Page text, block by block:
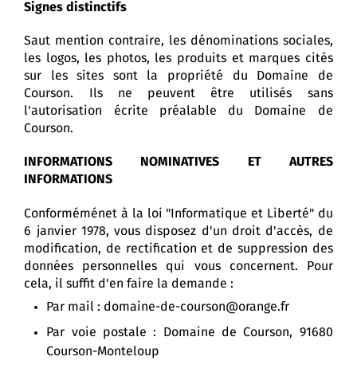
Signes distinctifs
Saut mention contraire, les dénominations sociales,
les logos, les photos, les produits et marques cités
sur les sites sont la propriété du Domaine de
Courson. Ils ne peuvent être utilisés sans
l'autorisation écrite préalable du Domaine de
Courson.
INFORMATIONS NOMINATIVES ET AUTRES
INFORMATIONS
Conforméménet à la loi "Informatique et Liberté" du
6 janvier 1978, vous disposez d'un droit d'accès, de
modification, de rectification et de suppression des
données personnelles qui vous concernent. Pour
cela, il suffit d'en faire la demande :
Par mail : domaine-de-courson@orange.fr
Par voie postale : Domaine de Courson, 91680
Courson-Monteloup